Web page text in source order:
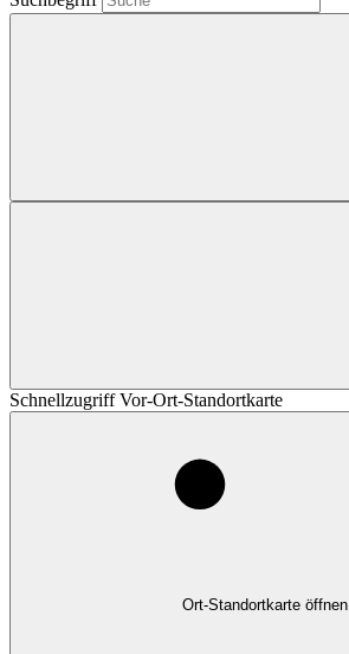
Schnellzugriff Vor-Ort-Standortkarte
Ort-Standortkarte öffnen